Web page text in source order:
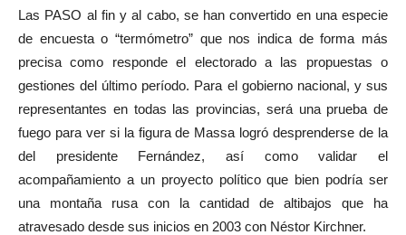
Las PASO al fin y al cabo, se han convertido en una especie
de encuesta o “termómetro” que nos indica de forma más
precisa como responde el electorado a las propuestas o
gestiones del último período. Para el gobierno nacional, y sus
representantes en todas las provincias, será una prueba de
fuego para ver si la figura de Massa logró desprenderse de la
del presidente Fernández, así como validar el
acompañamiento a un proyecto político que bien podría ser
una montaña rusa con la cantidad de altibajos que ha
atravesado desde sus inicios en 2003 con Néstor Kirchner.